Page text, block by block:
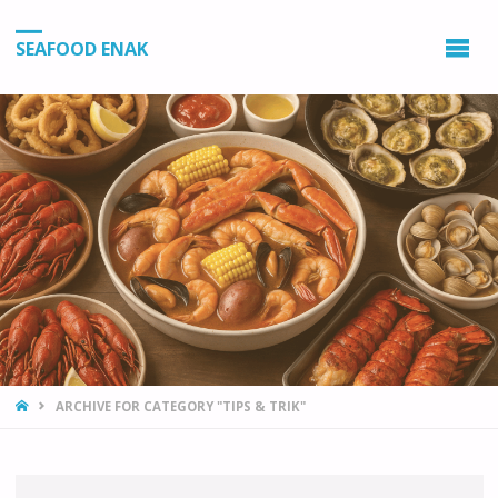
SEAFOOD ENAK
HOMEARCHIVE FOR CATEGORY "TIPS & TRIK"